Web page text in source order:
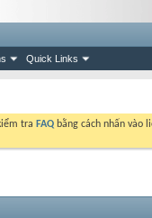
Quick Links
tra FAQ bằng cách nhấn vào